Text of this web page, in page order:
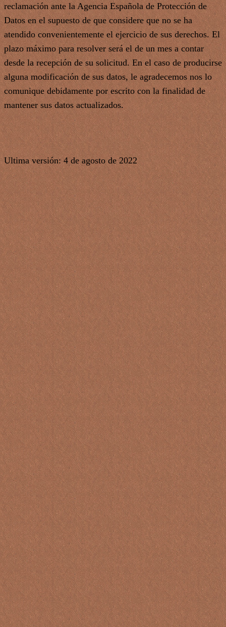
reclamación ante la Agencia Española de Protección de
Datos en el supuesto de que considere que no se ha
atendido convenientemente el ejercicio de sus derechos. El
plazo máximo para resolver será el de un mes a contar
desde la recepción de su solicitud. En el caso de producirse
alguna modificación de sus datos, le agradecemos nos lo
comunique debidamente por escrito con la finalidad de
mantener sus datos actualizados.
Ultima versión: 4 de agosto de 2022